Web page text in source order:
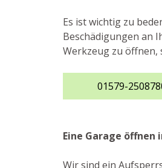
Es ist wichtig zu
Beschädigungen an
Werkzeug zu öffnen,
01579-
Eine Garage öffnen
Wir sind ein